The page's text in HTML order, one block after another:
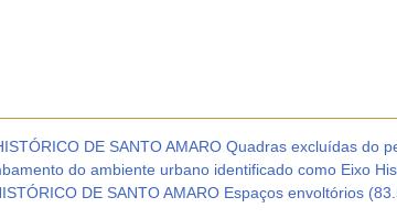
DE SANTO AMARO Quadras excluídas do
do ambiente urbano identificado como Eixo
DE SANTO AMARO Espaços envoltórios